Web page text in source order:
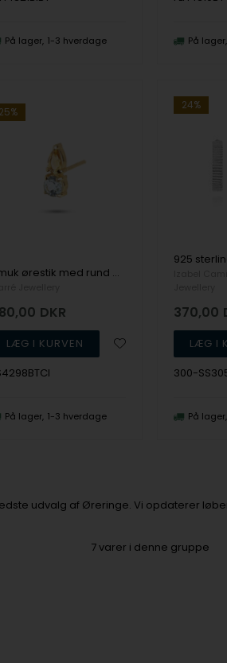
På lager 1-3 hverdage På lager
25%
Smuk ørestik med rund aquablå topas og dråbeformet gul citrin. Måler 10 x 4 mm. Pris er pr. stk fra Carré
DKR
På lager 1-3 hverdage
24%
370,00
300-
På lager
udvalg af Øreringe. Vi opdaterer
7varer i denne gruppe